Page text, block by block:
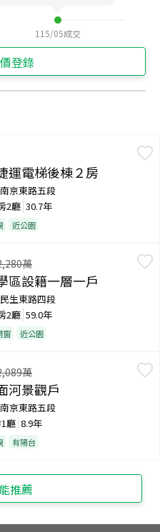
115/05成交
登錄
運電梯後棟２房
京東路五段
2廳 30.7年
近公園
萬
區設籍一層一戶
生東路四段
2廳 59.0年
窗 近公園
萬
河景觀戶
京東路五段
廳 8.9年
有陽台
推薦